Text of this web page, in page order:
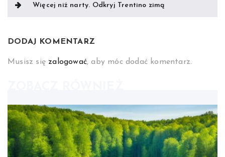
Więcej niż narty. Odkryj Trentino zimą
DODAJ KOMENTARZ
Musisz się zalogować, aby móc dodać komentarz.